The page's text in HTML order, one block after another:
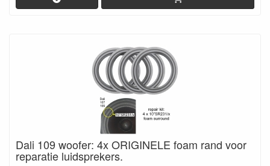
Dali 109 woofer: 4x ORIGINELE foam rand voor
reparatie luidsprekers.